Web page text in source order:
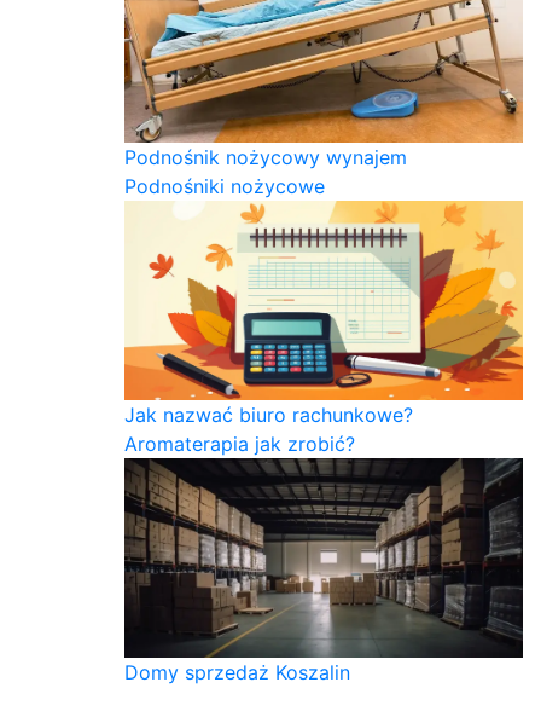
Podnośnik nożycowy wynajem
Podnośniki nożycowe
Jak nazwać biuro rachunkowe?
Aromaterapia jak zrobić?
Domy sprzedaż Koszalin